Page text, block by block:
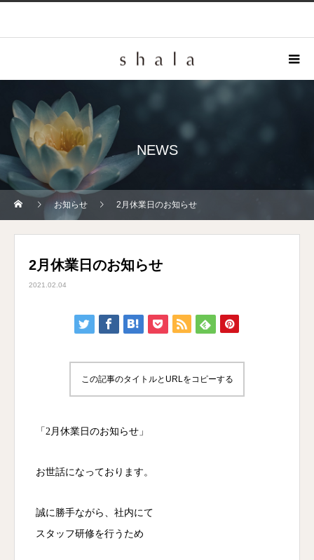
NEWS
お知らせ 2月休業日のお知らせ
2月休業日のお知らせ
2021.02.04
この記事のタイトルとURLをコピーする
「2月休業日のお知らせ」
お世話になっております。
誠に勝手ながら、社内にて
スタッフ研修を行うため